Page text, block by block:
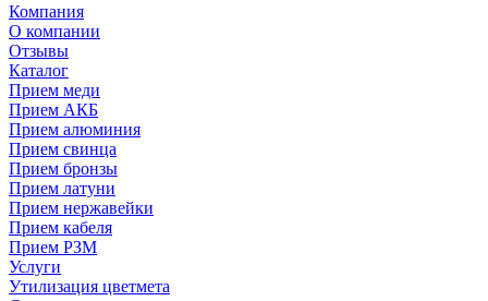
Компания
О компании
Отзывы
Каталог
Прием меди
Прием АКБ
Прием алюминия
Прием свинца
Прием бронзы
Прием латуни
Прием нержавейки
Прием кабеля
Прием РЗМ
Услуги
Утилизация цветмета